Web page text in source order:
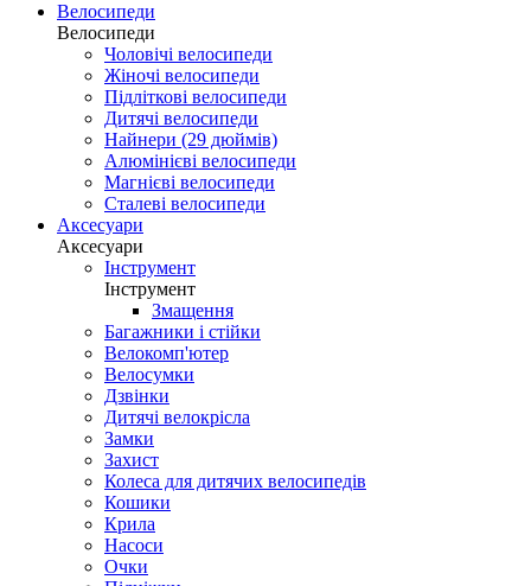
Велосипеди
Велосипеди
Чоловічі велосипеди
Жіночі велосипеди
Підліткові велосипеди
Дитячі велосипеди
Найнери (29 дюймів)
Алюмінієві велосипеди
Магнієві велосипеди
Сталеві велосипеди
Аксесуари
Аксесуари
Інструмент
Інструмент
Змащення
Багажники і стійки
Велокомп'ютер
Велосумки
Дзвінки
Дитячі велокрісла
Замки
Захист
Колеса для дитячих велосипедів
Кошики
Крила
Насоси
Очки